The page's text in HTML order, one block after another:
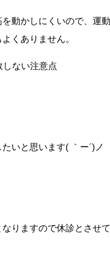
動かしにくいので、運
くありません。
いと思います( ｀ー´)ノ
りますので休診とさせ